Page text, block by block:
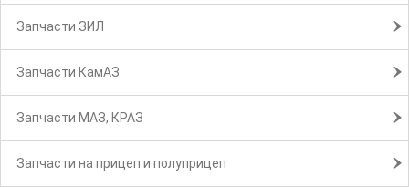
Запчасти ЗИЛ
Запчасти КамАЗ
Запчасти МАЗ, КРАЗ
Запчасти на прицеп и полуприцеп